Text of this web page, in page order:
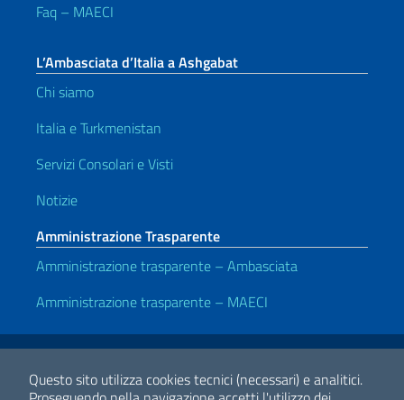
Questo sito utilizza cookies tecnici (necessari) e analitici.
Faq – MAECI
L’Ambasciata d’Italia a Ashgabat
Chi siamo
Italia e Turkmenistan
Servizi Consolari e Visti
Notizie
Amministrazione Trasparente
Amministrazione trasparente – Ambasciata
Amministrazione trasparente – MAECI
Link Utili